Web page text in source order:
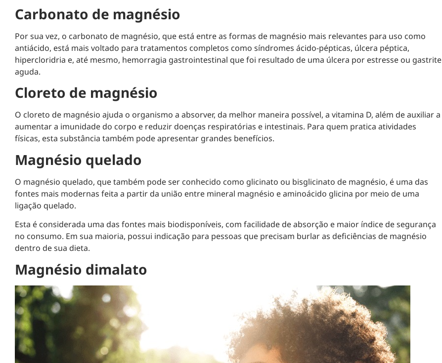
Carbonato de magnésio
Por sua vez, o carbonato de magnésio, que está entre as formas de magnésio mais relevantes para uso como
antiácido, está mais voltado para tratamentos completos como síndromes ácido-pépticas, úlcera péptica,
hipercloridria e, até mesmo, hemorragia gastrointestinal que foi resultado de uma úlcera por estresse ou gastrite
aguda.
Cloreto de magnésio
O cloreto de magnésio ajuda o organismo a absorver, da melhor maneira possível, a vitamina D, além de auxiliar a
aumentar a imunidade do corpo e reduzir doenças respiratórias e intestinais. Para quem pratica atividades
físicas, esta substância também pode apresentar grandes benefícios.
Magnésio quelado
O magnésio quelado, que também pode ser conhecido como glicinato ou bisglicinato de magnésio, é uma das
fontes mais modernas feita a partir da união entre mineral magnésio e aminoácido glicina por meio de uma
ligação quelado.
Esta é considerada uma das fontes mais biodisponíveis, com facilidade de absorção e maior índice de segurança
no consumo. Em sua maioria, possui indicação para pessoas que precisam burlar as deficiências de magnésio
dentro de sua dieta.
Magnésio dimalato